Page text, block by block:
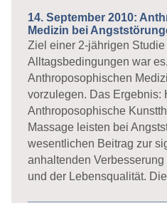
14. September 2010:
Medizin bei
Ziel einer 2-jährigen
Alltagsbedingungen war
Anthroposophischen
vorzulegen. Das Ergebnis:
Anthroposophische
Massage leisten bei
wesentlichen Beitrag zur
anhaltenden
und der Lebensqualität.